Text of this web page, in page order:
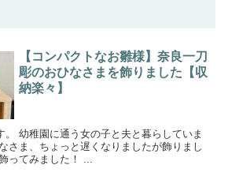
【コンパクトなお雛様】奈良一刀
彫のおひなさまを飾りました【収
納楽々】
。 幼稚園に通う女の子と夫と暮らしていま
さま、ちょっと遅くなりましたが飾りまし
ってみました！ ...